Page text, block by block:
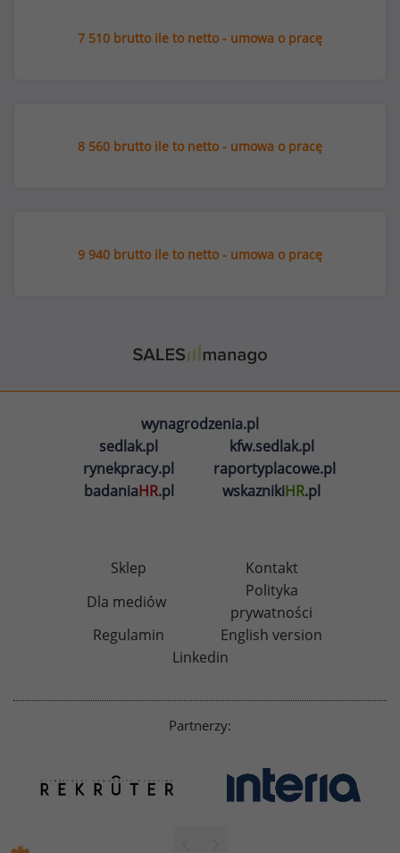
7 510 brutto ile to netto - umowa o pracę
8 560 brutto ile to netto - umowa o pracę
9 940 brutto ile to netto - umowa o pracę
wynagrodzenia.pl
sedlak.pl
kfw.sedlak.pl
rynekpracy.pl
raportyplacowe.pl
badaniaHR.pl wskaznikiHR.pl
Sklep
Kontakt
Dla mediów
Polityka
prywatności
Regulamin
English version
Linkedin
Partnerzy: